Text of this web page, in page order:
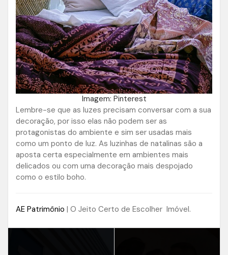
Imagem: Pinterest
Lembre-se que as luzes precisam conversar com a sua
decoração, por isso elas não podem ser as
protagonistas do ambiente e sim ser usadas mais
como um ponto de luz. As luzinhas de natalinas são a
aposta certa especialmente em ambientes mais
delicados ou com uma decoração mais despojado
como o estilo boho.
AE Patrimônio | O Jeito Certo de Escolher Imóvel.